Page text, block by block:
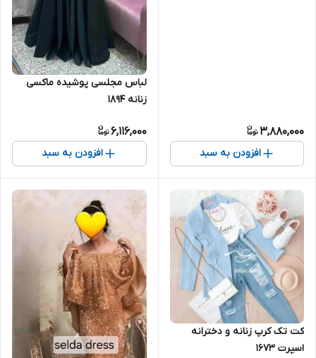
3,880,000
افزودن به سبد
لباس مجلسی پوشیده ماکسی
زنانه ۱۸۹۴
6,116,000
افزودن به سبد
کت تک کرپ زنانه و دخترانه
اسپرت ۱۶۷۳